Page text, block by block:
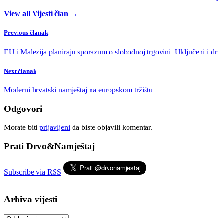
View all Vijesti član →
Previous članak
EU i Malezija planiraju sporazum o slobodnoj trgovini. Uključeni i
Next članak
Moderni hrvatski namještaj na europskom tržištu
Odgovori
Morate biti prijavljeni da biste objavili komentar.
Prati Drvo&Namještaj
Subscribe via RSS
Arhiva vijesti